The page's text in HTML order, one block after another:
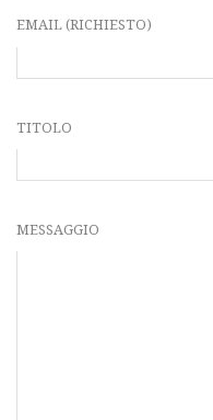
EMAIL (RICHIESTO)
TITOLO
MESSAGGIO